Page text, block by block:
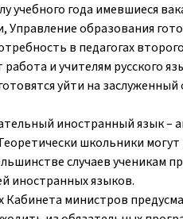
учебного года имевшиеся
образования
в педагогах
и учителям русского
уйти на заслуженный
иностранный язык –
школьники
случаев ученикам
иностранных языков.
министров